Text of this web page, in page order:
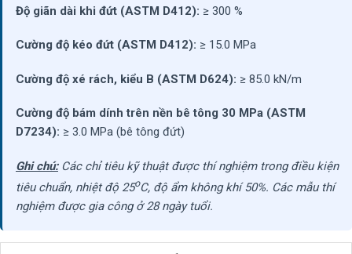
Độ giãn dài khi đứt (ASTM D412): ≥ 300 %
Cường độ kéo đứt (ASTM D412): ≥ 15.0 MPa
Cường độ xé rách, kiểu B (ASTM D624): ≥ 85.0 kN/m
Cường độ bám dính trên nền bê tông 30 MPa (ASTM
D7234): ≥ 3.0 MPa (bê tông đứt)
Ghi chú:Các chỉ tiêu kỹ thuật được thí nghiệm trong điều kiện
tiêu chuẩn, nhiệt độ 25oC, độ ẩm không khí 50%. Các mẫu thí
nghiệm được gia công ở 28 ngày tuổi.